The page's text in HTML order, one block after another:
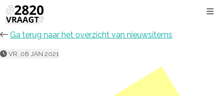
Ga terug naar het overzicht van nieuwsitems
VR, 08 JAN 2021